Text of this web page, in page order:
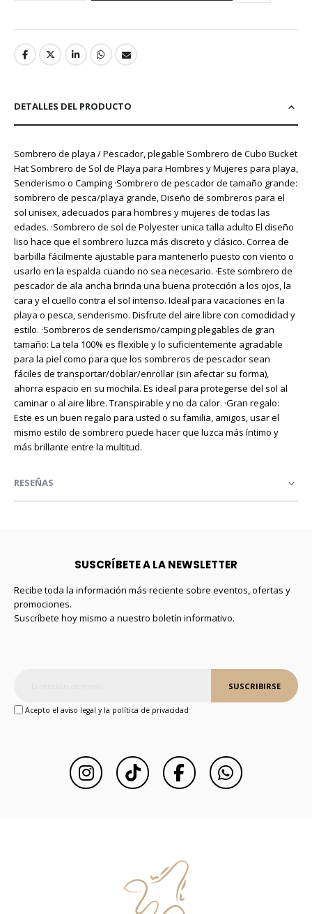
DETALLES DEL PRODUCTO
Sombrero de playa / Pescador, plegable Sombrero de Cubo Bucket
Hat Sombrero de Sol de Playa para Hombres y Mujeres para playa,
Senderismo o Camping ·Sombrero de pescador de tamaño grande:
sombrero de pesca/playa grande, Diseño de sombreros para el
sol unisex, adecuados para hombres y mujeres de todas las
edades. ·Sombrero de sol de Polyester unica talla adulto El diseño
liso hace que el sombrero luzca más discreto y clásico. Correa de
barbilla fácilmente ajustable para mantenerlo puesto con viento o
usarlo en la espalda cuando no sea necesario. ·Este sombrero de
pescador de ala ancha brinda una buena protección a los ojos, la
cara y el cuello contra el sol intenso. Ideal para vacaciones en la
playa o pesca, senderismo. Disfrute del aire libre con comodidad y
estilo. ·Sombreros de senderismo/camping plegables de gran
tamaño: La tela 100% es flexible y lo suficientemente agradable
para la piel como para que los sombreros de pescador sean
fáciles de transportar/doblar/enrollar (sin afectar su forma),
ahorra espacio en su mochila. Es ideal para protegerse del sol al
caminar o al aire libre. Transpirable y no da calor. ·Gran regalo:
Este es un buen regalo para usted o su familia, amigos, usar el
mismo estilo de sombrero puede hacer que luzca más íntimo y
más brillante entre la multitud.
RESEÑAS
SUSCRÍBETE A LA NEWSLETTER
Recibe toda la información más reciente sobre eventos, ofertas y
promociones.
Suscríbete hoy mismo a nuestro boletín informativo.
Acepto el aviso legal y la política de privacidad
SUSCRIBIRSE